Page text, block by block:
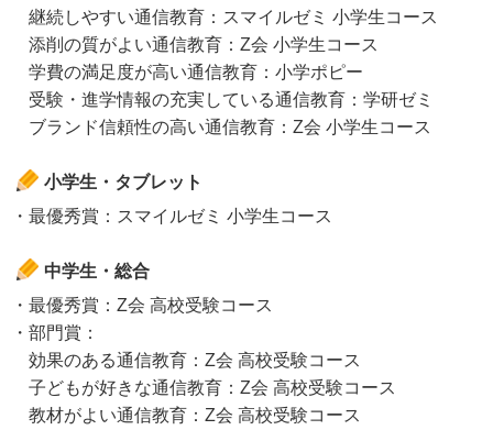
継続しやすい通信教育：スマイルゼミ 小学生コース
添削の質がよい通信教育：Z会 小学生コース
学費の満足度が高い通信教育：小学ポピー
受験・進学情報の充実している通信教育：学研ゼミ
ブランド信頼性の高い通信教育：Z会 小学生コース
小学生・タブレット
・最優秀賞：スマイルゼミ 小学生コース
中学生・総合
・最優秀賞：Z会 高校受験コース
・部門賞：
効果のある通信教育：Z会 高校受験コース
子どもが好きな通信教育：Z会 高校受験コース
教材がよい通信教育：Z会 高校受験コース